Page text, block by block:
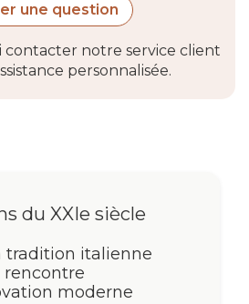
une question
contacter notre service client
personnalisée.
du XXIe siècle
tradition italienne
rencontre
moderne